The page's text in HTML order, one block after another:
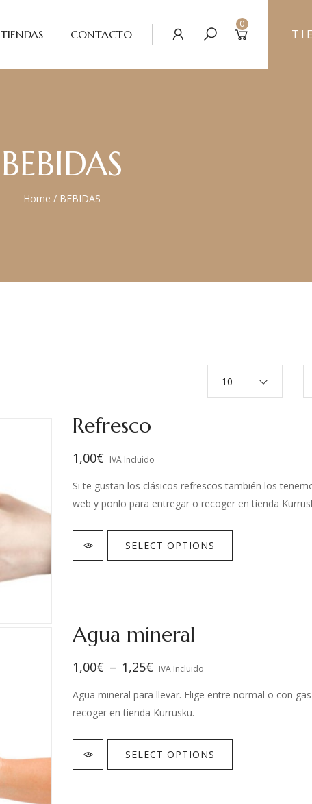
TIENDAS CONTACTO
0
BEBIDAS
Home / BEBIDAS
10
Refresco
1,00€ IVA Incluido
Si te gustan los clásicos refrescos también los
web y ponlo para entregar o recoger en tienda
SELECT OPTIONS
Agua mineral
1,00€ – 1,25€ IVA Incluido
Agua mineral para llevar. Elige entre normal o con
recoger en tienda Kurrusku.
SELECT OPTIONS